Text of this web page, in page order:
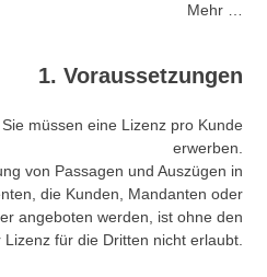
Mehr …
1. Voraussetzungen
Sie müssen eine Lizenz pro Kunde
erwerben.
von Passagen und Auszügen in
die Kunden, Mandanten oder
angeboten werden, ist ohne den
Lizenz für die Dritten nicht erlaubt.